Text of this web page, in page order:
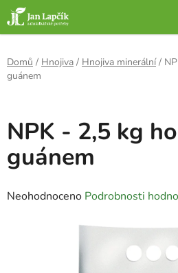
Přejít
na
obsah
Domů / Hnojiva / Hnojiva minerální /
guánem
NPK - 2,5 kg
guánem
Průměrné
Neohodnoceno Podrobnosti